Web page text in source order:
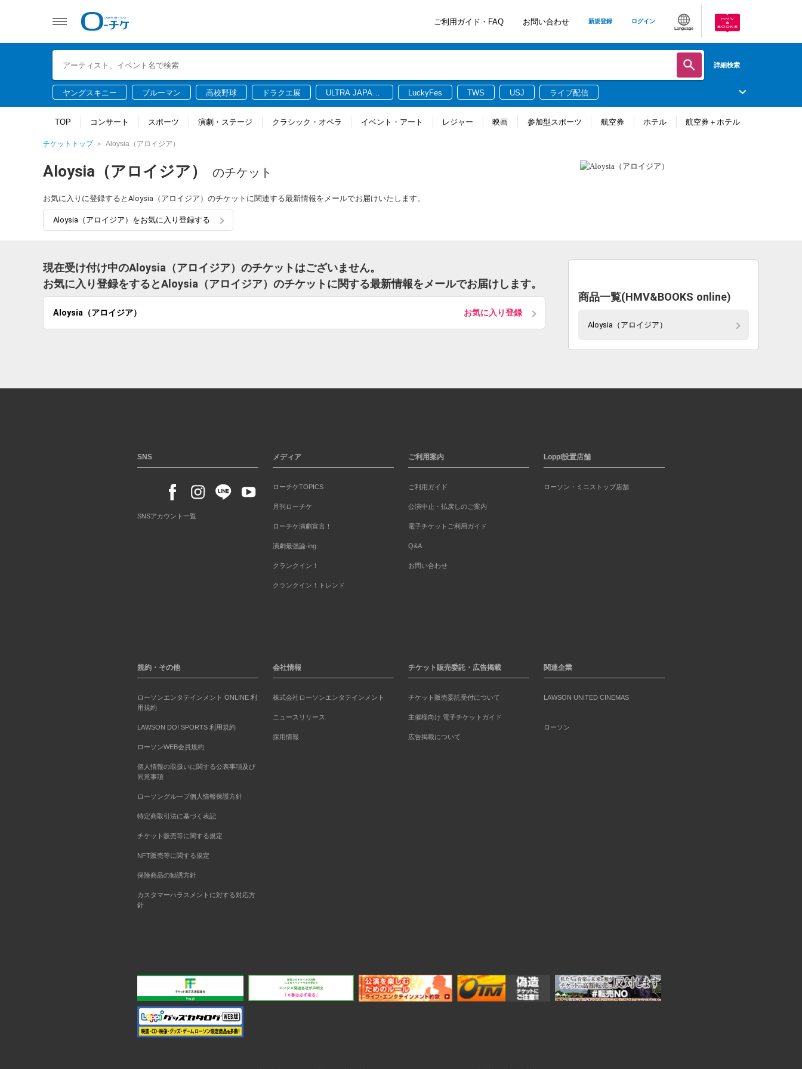
ご利用ガイド・FAQ お問い合わせ 新規登録 ログイン
Language
詳細検索
ヤングスキニー ブルーマン 高校野球 ドラクエ展
ULTRA JAPAN
LuckyFes TWS USJ ライブ配信
TOP コンサート スポーツ 演劇・ステージ クラシック・オペラ イベント・アート レジャー 映画 参加型スポーツ 航空券 ホテル 航空券＋ホテル
チケットトップ Aloysia（アロイジア）
Aloysia（アロイジア） のチケット
お気に入りに登録するとAloysia（アロイジア）のチケットに関連する最新情報をメールでお届けいたします。
Aloysia（アロイジア）をお気に入り登録する
現在受け付け中のAloysia（アロイジア）のチケットはございません。
お気に入り登録をするとAloysia（アロイジア）のチケットに関する最新情報をメールでお届けします。
Aloysia（アロイジア） お気に入り登録
商品一覧(HMV&BOOKS online)
Aloysia（アロイジア）
SNS
SNSアカウント一覧
メディア
ローチケTOPICS
月刊ローチケ
ローチケ演劇宣言！
演劇最強論-ing
クランクイン！
クランクイン！トレンド
ご利用案内
ご利用ガイド
公演中止・払戻しのご案内
電子チケットご利用ガイド
Q&A
お問い合わせ
Loppi設置店舗
ローソン・ミニストップ店舗
規約・その他
ローソンエンタテインメント ONLINE 利
用規約
LAWSON DO! SPORTS 利用規約
ローソンWEB会員規約
個人情報の取扱いに関する公表事項及び
同意事項
ローソングループ個人情報保護方針
特定商取引法に基づく表記
チケット販売等に関する規定
NFT販売等に関する規定
保険商品の勧誘方針
カスタマーハラスメントに対する対応方
針
会社情報
株式会社ローソンエンタテインメント
ニュースリリース
採用情報
チケット販売委託・広告掲載
チケット販売委託受付について
主催様向け 電子チケットガイド
広告掲載について
関連企業
LAWSON UNITED CINEMAS
ローソン